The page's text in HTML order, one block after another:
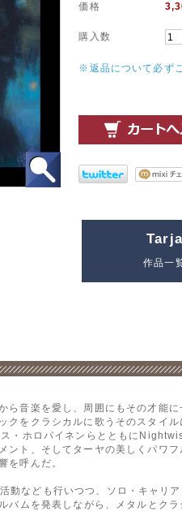
価格
購入数
※返品について必ず
Tarja
作品一
ら音楽を愛し、周囲にもその才能
クをクラシカルに歌うそのスタイ
・ホロパイネンらとともに
ト、そしてターヤの美しくパワ
を呼んだ。
動なども行いつつ、ソロ・キャリ
ムを発表しながら、メタルとク